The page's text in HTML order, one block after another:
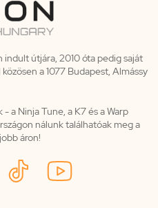
útjára, 2010 óta pedig saját
a 1077 Budapest, Almássy
a Ninja Tune, a K7 és a Warp
nálunk találhatóak meg a
áron!